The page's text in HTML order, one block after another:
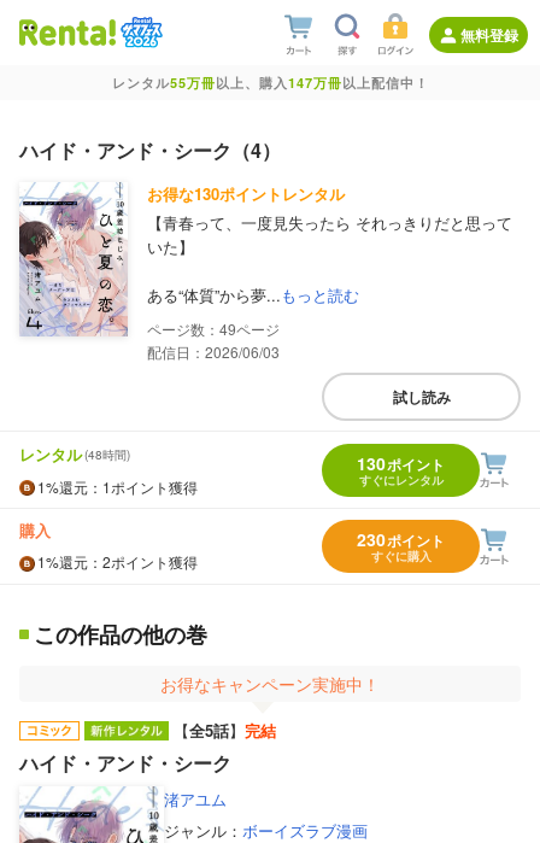
無料登録
レンタル55万冊以上、購入147万冊以上配信中！
ハイド・アンド・シーク（4）
お得な130ポイントレンタル
【青春って、一度見失ったら それっきりだと思って
いた】
ある“体質”から夢...もっと読む
49
配信日：2026/06/03
試し読み
レンタル(48時間)
1%還元 ：1ポイント獲得
130ポイント
すぐにレンタル
購入
1%還元 ：2ポイント獲得
230ポイント
すぐに購入
この作品の他の巻
お得なキャンペーン実施中！
【全5話】 完結
ハイド・アンド・シーク
渚アユム
ジャンル： ボーイズラブ漫画